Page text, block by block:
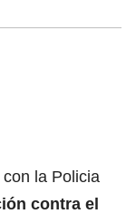
la Policia
contra el